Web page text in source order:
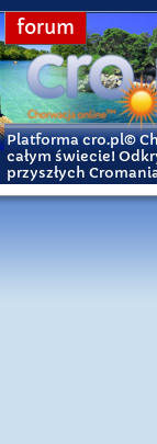
forum
Platforma cro.pl©
całym świecie!
przyszłych